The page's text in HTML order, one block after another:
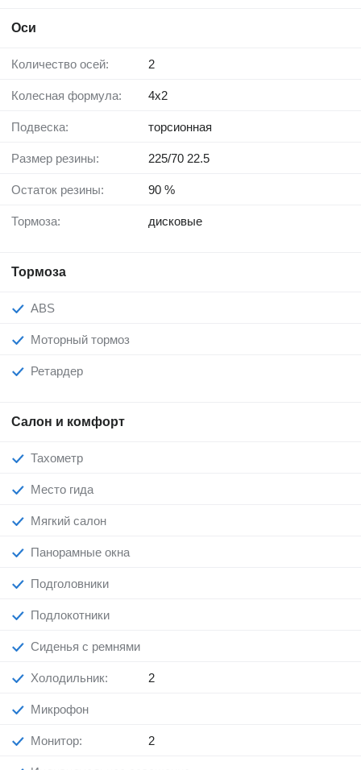
Оси
Количество осей: 2
Колесная формула: 4x2
Подвеска: торсионная
Размер резины: 225/70 22.5
Остаток резины: 90 %
Тормоза: дисковые
Тормоза
ABS
Моторный тормоз
Ретардер
Салон и комфорт
Тахометр
Место гида
Мягкий салон
Панорамные окна
Подголовники
Подлокотники
Сиденья с ремнями
Холодильник: 2
Микрофон
Монитор: 2